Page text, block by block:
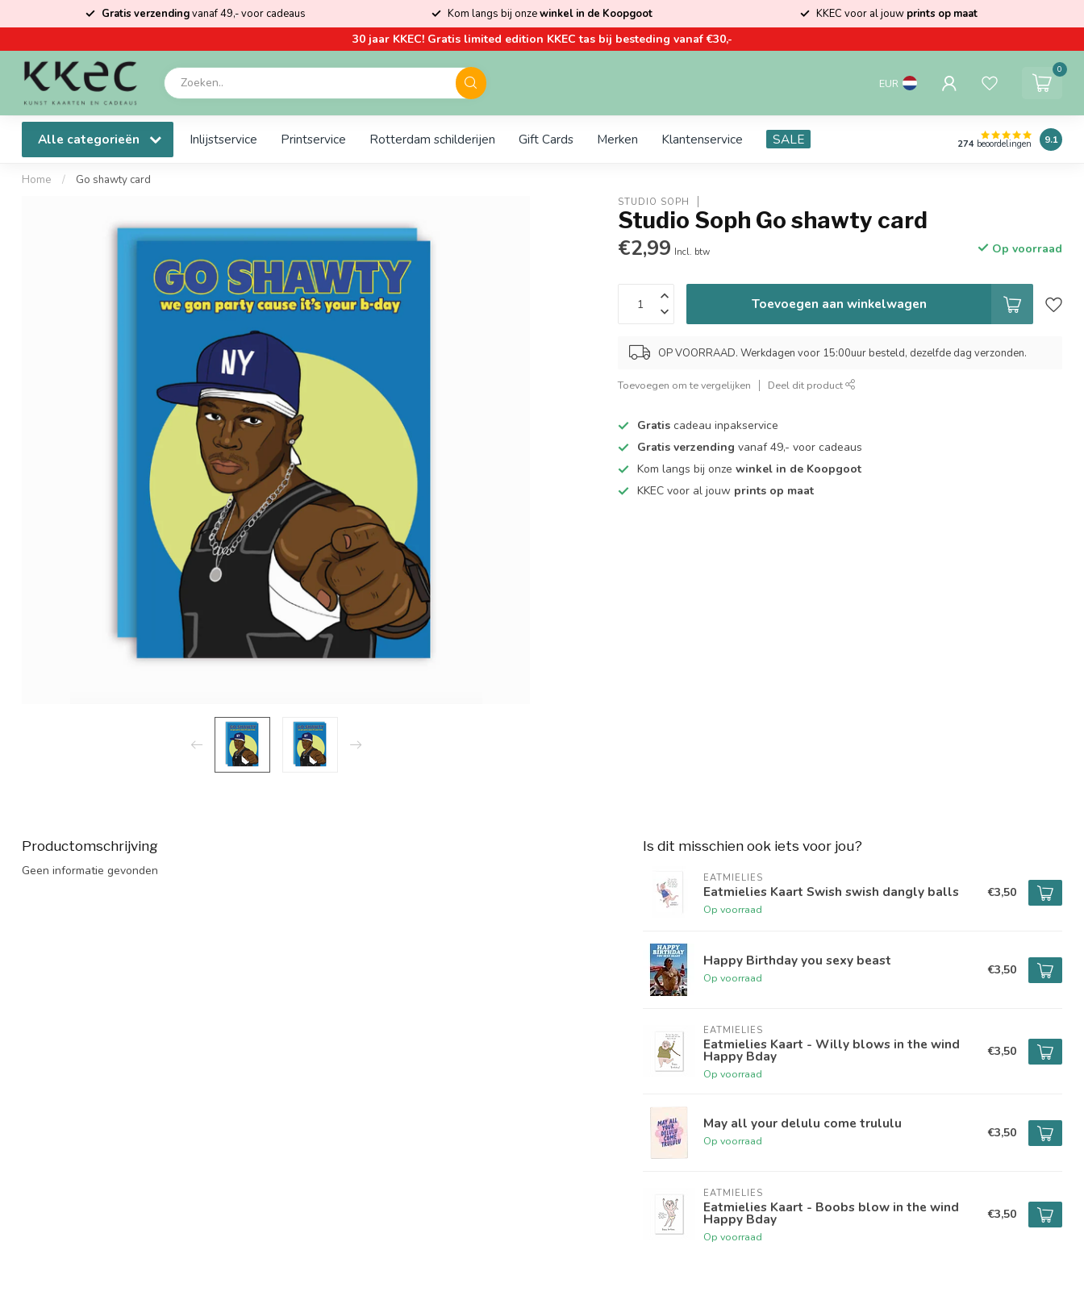
Gratis verzendingvanaf 49,- voor cadeaus Kom langs bij onzewinkel in de Koopgoot KKEC voor al jouw prints op maat
30 jaar KKEC! Gratis limited edition KKEC tas bij besteding vanaf €30,-
EUR
0
Alle categorieën Inlijstservice Printservice Rotterdam schilderijen Gift Cards Merken Klantenservice SALE 274 beoordelingen 9.1
Home / Go shawty card
STUDIO SOPH
Studio Soph Go shawty card
€2,99 Incl. btw Op voorraad
Toevoegen aan winkelwagen
OP VOORRAAD. Werkdagen voor 15:00uur besteld, dezelfde dag verzonden.
Toevoegen om te vergelijken Deel dit product
Gratis cadeau inpakservice
Gratis verzending vanaf 49,- voor cadeaus
Kom langs bij onzewinkel in de Koopgoot
KKEC voor al jouw prints op maat
Productomschrijving
Geen informatie gevonden
Is dit misschien ook iets voor jou?
EATMIELIES
Eatmielies Kaart Swish swish dangly balls
Op voorraad
€3,50
Happy Birthday you sexy beast
Op voorraad
€3,50
EATMIELIES
Eatmielies Kaart - Willy blows in the wind
Happy Bday
Op voorraad
€3,50
May all your delulu come trululu
Op voorraad
€3,50
EATMIELIES
Eatmielies Kaart - Boobs blow in the wind
Happy Bday
Op voorraad
€3,50